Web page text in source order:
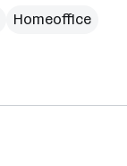
Homeoffice